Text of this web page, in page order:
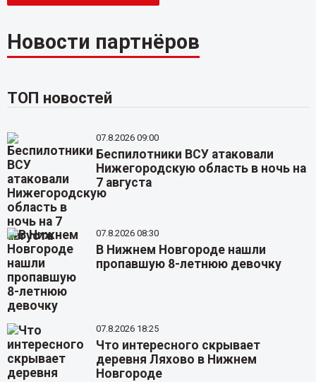
Новости партнёров
ТОП новостей
07.8.2026 09:00
Беспилотники ВСУ атаковали
Нижегородскую область в ночь на
7 августа
07.8.2026 08:30
В Нижнем Новгороде нашли
пропавшую 8-летнюю девочку
07.8.2026 18:25
Что интересного скрывает
деревня Ляхово в Нижнем
Новгороде